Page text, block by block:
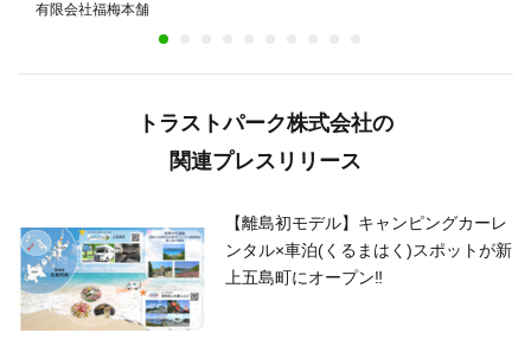
有限会社福梅本舗
トラストパーク株式会社の
関連プレスリリース
【離島初モデル】キャンピングカーレ
ンタル×車泊(くるまはく)スポットが新
上五島町にオープン‼︎